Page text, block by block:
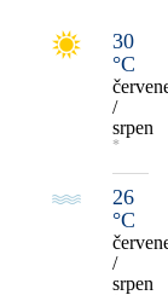
30
°C
/
srpen
*
26
°C
/
srpen